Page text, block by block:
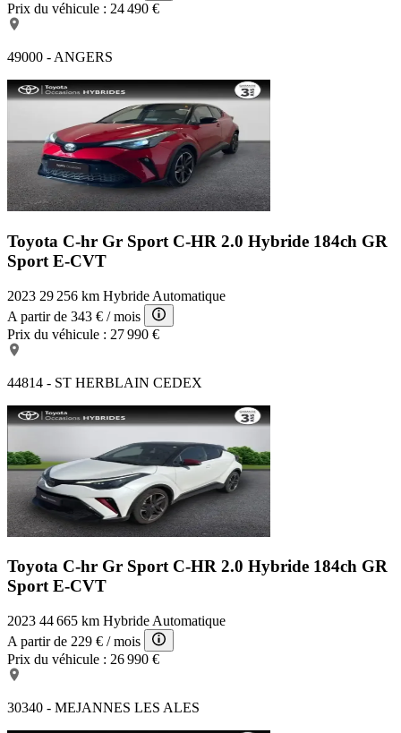
Prix du véhicule : 24 490 €
49000 - ANGERS
Toyota C-hr Gr Sport C-HR 2.0 Hybride 184ch GR
Sport E-CVT
2023 29 256 km Hybride Automatique
A partir de 343 € / mois
Prix du véhicule : 27 990 €
44814 - ST HERBLAIN CEDEX
Toyota C-hr Gr Sport C-HR 2.0 Hybride 184ch GR
Sport E-CVT
2023 44 665 km Hybride Automatique
A partir de 229 € / mois
Prix du véhicule : 26 990 €
30340 - MEJANNES LES ALES